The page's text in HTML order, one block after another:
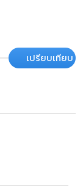
เปรียบเทียบ